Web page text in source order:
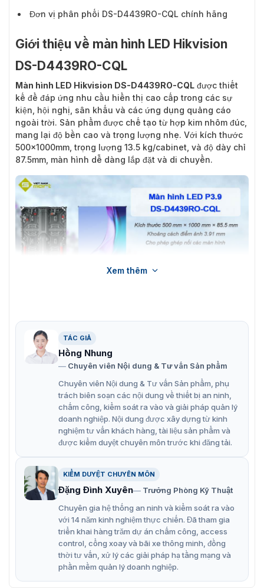
Đơn vị phân phối DS-D4439RO-CQL chính hãng
Giới thiệu về màn hình LED Hikvision
DS-D4439RO-CQL
Màn hình LED Hikvision DS-D4439RO-CQL được thiết
kế để đáp ứng nhu cầu hiển thị cao cấp trong các sự
kiện, hội nghị, sân khấu và các ứng dụng quảng cáo
ngoài trời. Sản phẩm được chế tạo từ hợp kim nhôm đúc,
mang lại độ bền cao và trọng lượng nhẹ. Với kích thước
500x1000mm, trọng lượng 13.5 kg/cabinet, và độ dày chỉ
87.5mm, màn hình dễ dàng lắp đặt và di chuyển.
Các đặc điểm nổi bật của màn hình DS-
D4439RO-CQL
Khả năng ghép nối linh hoạt: Các tủ màn hình
500x500mm và 500x1000mm có thể được ghép nối
để tạo ra nhiều hình dạng khác nhau, đáp ứng linh
hoạt nhu cầu sử dụng.
Các tủ đều sử dụng hộp điều khiển mini giống nhau,
tiết kiệm thời gian lắp đặt và hiệu chỉnh.
Màn hình hỗ trợ khóa uốn cong tùy chọn, cho phép
ghép nối các màn hình lớn với góc cong nội hoặc
ngoại lên đến ± 10-15°, góc 90°, v.v.
Thiết kế khóa mô-đun cho phép lắp ráp và bảo trì
nhanh chóng trong vòng 5 giây.
Hiệu suất âm thanh và hình ảnh tối ưu: Màn hình
Xem thêm
TÁC GIẢ
Hồng Nhung
Chuyên viên Nội dung & Tư vấn Sản phẩm
Chuyên viên Nội dung & Tư vấn Sản phẩm, phụ
trách biên soạn các nội dung về thiết bị an ninh,
chấm công, kiểm soát ra vào và giải pháp quản lý
doanh nghiệp. Nội dung được xây dựng từ kinh
nghiệm tư vấn khách hàng, tài liệu sản phẩm và
được kiểm duyệt chuyên môn trước khi đăng tải.
KIỂM DUYỆT CHUYÊN MÔN
Đặng Đình Xuyên
Trưởng Phòng Kỹ Thuật
Chuyên gia hệ thống an ninh và kiểm soát ra vào
với 14 năm kinh nghiệm thực chiến. Đã tham gia
triển khai hàng trăm dự án chấm công, access
control, cổng xoay và bãi xe thông minh, đồng
thời tư vấn, xử lý các giải pháp hạ tầng mạng và
phần mềm quản lý doanh nghiệp.